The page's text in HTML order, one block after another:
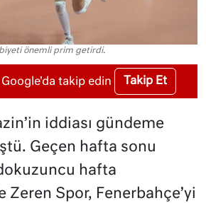
önemli prim getirdi.
takip edin Takip Et
iddiası gündeme
Geçen hafta sonu
hafta
Zeren Spor, Fenerbahçe’yi